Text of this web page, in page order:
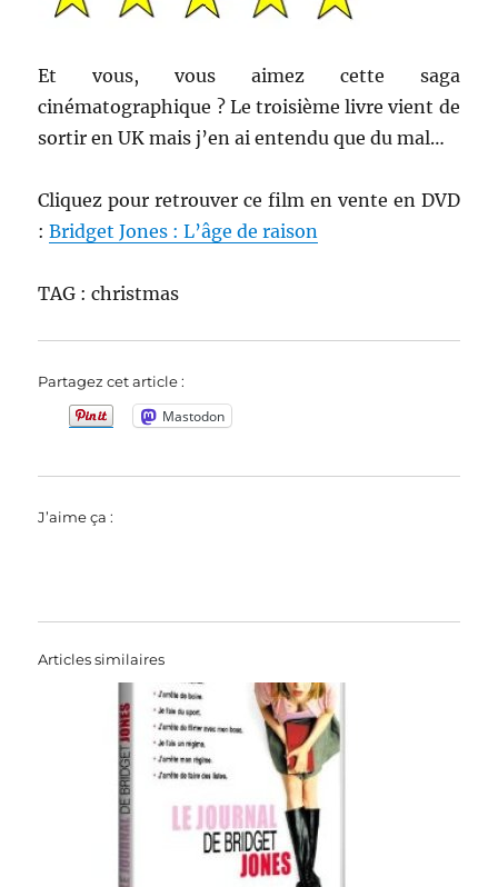
Et vous, vous aimez cette saga
cinématographique ? Le troisième livre vient de
sortir en UK mais j’en ai entendu que du mal…
Cliquez pour retrouver ce film en vente en DVD
:Bridget Jones : L’âge de raison
TAG : christmas
Partagez cet article :
Mastodon
J’aime ça :
Articles similaires